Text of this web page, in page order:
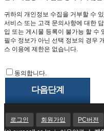
귀하의 개인정보 수집을 거부할 수
서비스 또는 고객 문의사항에 대한
입 또는 게시물 등록이 불가능 할 수
필수 정보가 아닌 선택 정보의 경우
스 이용에 제한은 없습니다.
동의합니다.
다음단계
로그인 회원가입
PC버전